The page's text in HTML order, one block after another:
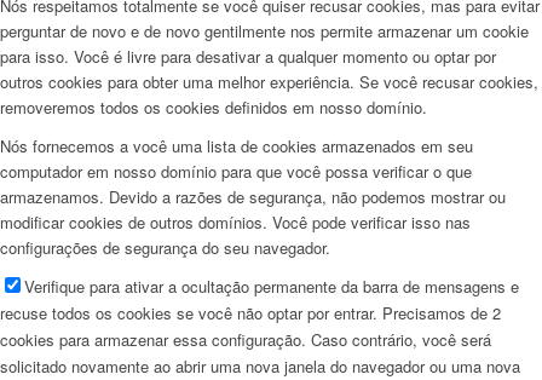
Nós respeitamos totalmente se você quiser recusar cookies, mas para evitar
perguntar de novo e de novo gentilmente nos permite armazenar um cookie
para isso. Você é livre para desativar a qualquer momento ou optar por
outros cookies para obter uma melhor experiência. Se você recusar cookies,
removeremos todos os cookies definidos em nosso domínio.
Nós fornecemos a você uma lista de cookies armazenados em seu
computador em nosso domínio para que você possa verificar o que
armazenamos. Devido a razões de segurança, não podemos mostrar ou
modificar cookies de outros domínios. Você pode verificar isso nas
configurações de segurança do seu navegador.
Verifique para ativar a ocultação permanente da barra de mensagens e
recuse todos os cookies se você não optar por entrar. Precisamos de 2
cookies para armazenar essa configuração. Caso contrário, você será
solicitado novamente ao abrir uma nova janela do navegador ou uma nova